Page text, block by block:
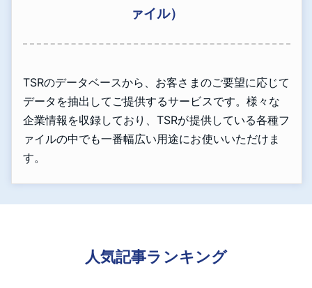
ァイル）
TSRのデータベースから、お客さまのご要望に応じて
データを抽出してご提供するサービスです。様々な
企業情報を収録しており、TSRが提供している各種フ
ァイルの中でも一番幅広い用途にお使いいただけま
す。
人気記事ランキング